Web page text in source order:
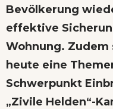
Bevölkerung
effektive
Wohnung.
heute eine
Schwerpunkt
„Zivile Helden“-